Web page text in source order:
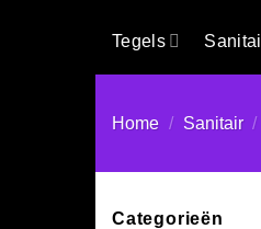
Tegels
Home / Sanitair /
Categorieën